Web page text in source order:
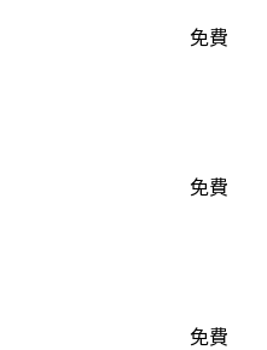
免費
免費
免費